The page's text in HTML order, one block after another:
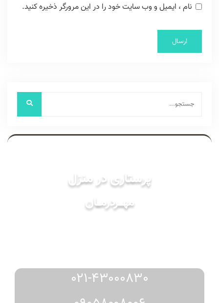
نام ، ایمیل و وب سایت خود را در این مرورگر ذخیره کنید.
پرستاری در منزل
مهـــردرمـــان
021-43000830